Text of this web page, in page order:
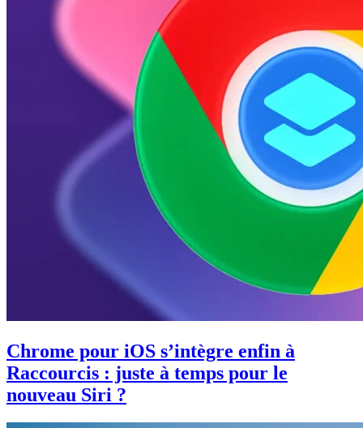
Chrome pour iOS s’intègre enfin à
Raccourcis : juste à temps pour le
nouveau Siri ?